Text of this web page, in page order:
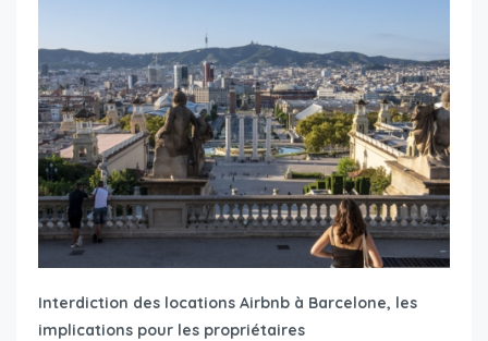
Interdiction des locations Airbnb à Barcelone, les
implications pour les propriétaires